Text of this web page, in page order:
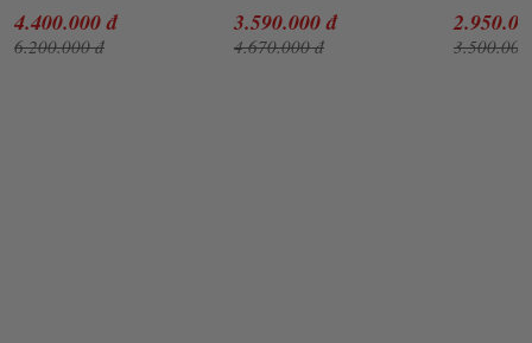
Body Bag DNV Lime
Jade Màu Vàng
4.400.000 đ
6.200.000 đ
Crossbody Red Pebble
Leather Shoulder Purse
5503 Màu Đỏ
3.590.000 đ
4.670.000 đ
Medium